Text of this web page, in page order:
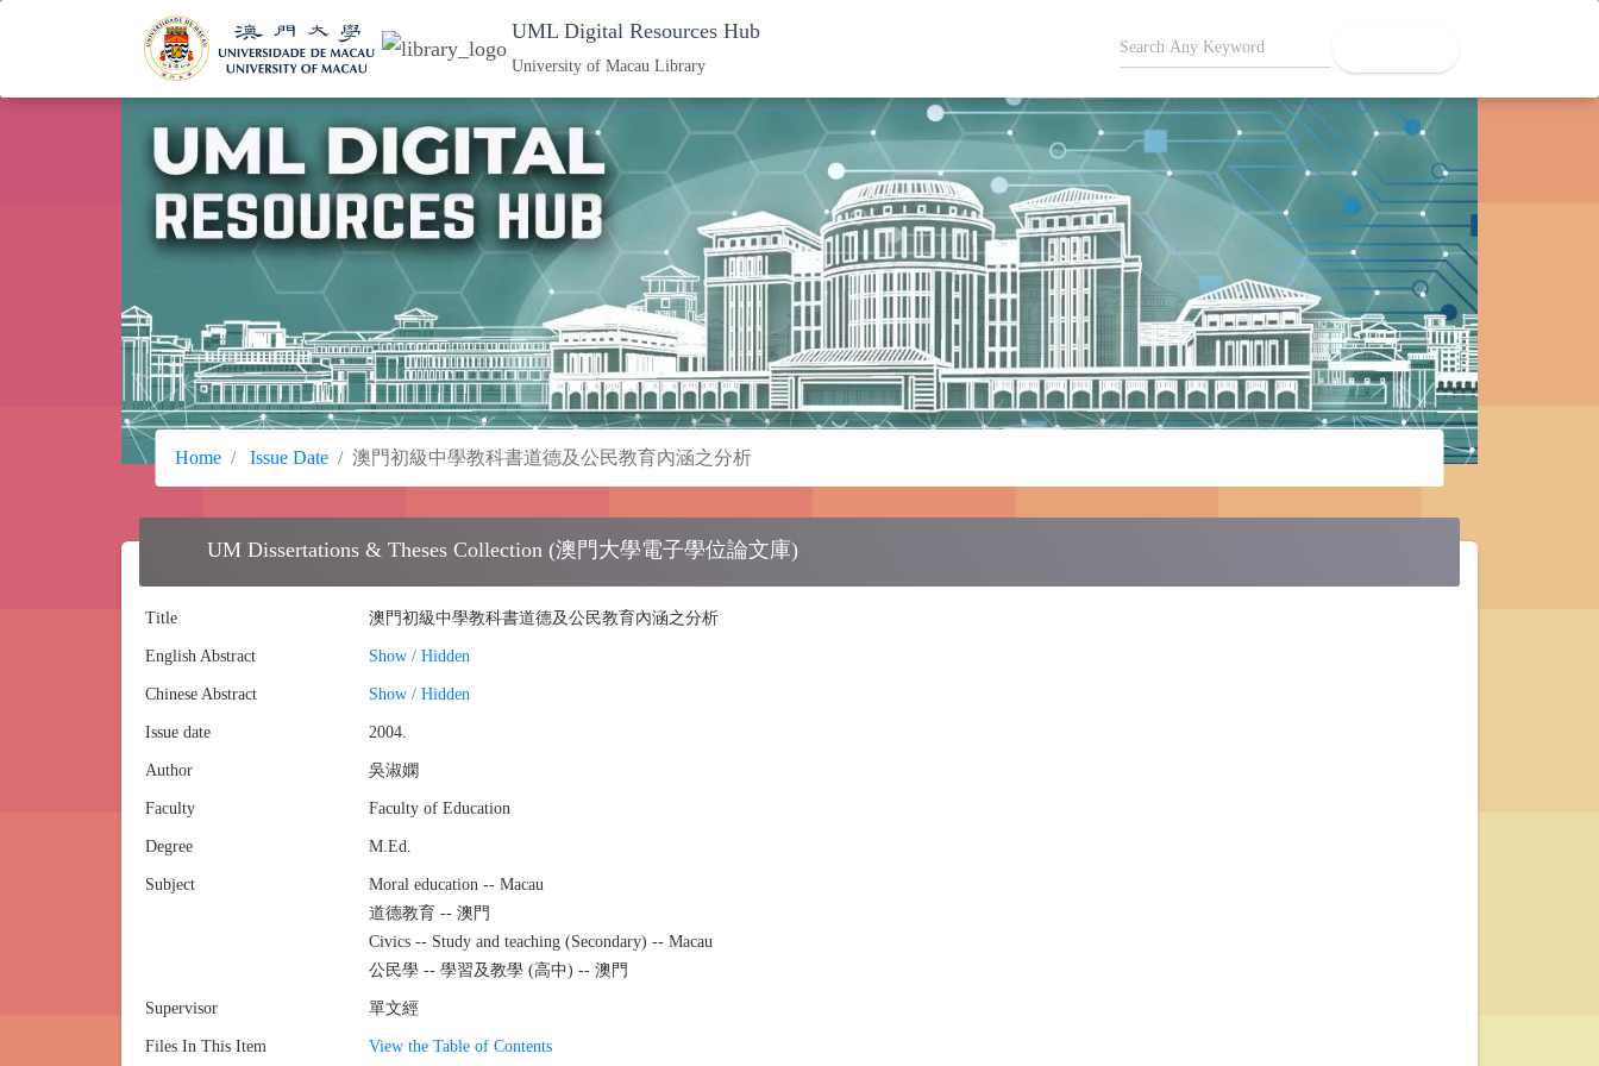
UML Digital Resources Hub
University of Macau Library
Home Issue Date 澳門初級中學教科書道德及公民教育內涵之分析
schoolUM Dissertations & Theses Collection (澳門大學電子學位論文庫)
Title 澳門初級中學教科書道德及公民教育內涵之分析
English Abstract Show / Hidden
Chinese Abstract Show / Hidden
Issue date 2004.
Author 吳淑嫻
Faculty Faculty of Education
Degree M.Ed.
Subject
Moral education -- Macau
道德教育 -- 澳門
Civics -- Study and teaching (Secondary) -- Macau
公民學 -- 學習及教學 (高中) -- 澳門
Supervisor 單文經
Files In This Item View the Table of Contents